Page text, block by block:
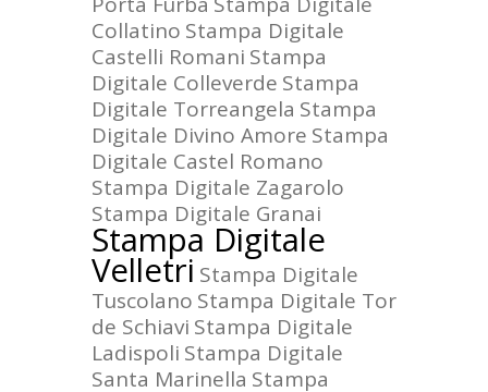
Collatino Stampa Digitale
Castelli Romani Stampa
Digitale Colleverde Stampa
Digitale Torreangela Stampa
Digitale Divino Amore Stampa
Digitale Castel Romano
Stampa Digitale Zagarolo
Stampa Digitale Granai
Stampa Digitale
Velletri Stampa Digitale
Tuscolano Stampa Digitale Tor
de Schiavi Stampa Digitale
Ladispoli Stampa Digitale
Santa Marinella Stampa